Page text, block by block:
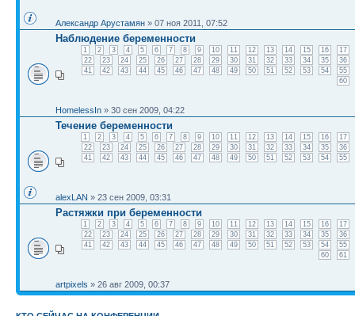
Александр Арустамян » 07 ноя 2011, 07:52
Наблюдение беременности
1 2 3 4 5 6 7 8 9 10 11 12 13 14 15 16
17
22
23 24 25 26 27 28 29 30 31 32 33 34 35
36
41
42 43 44 45 46 47 48 49 50 51 52 53 54
55
60
HomelessIn » 30 сен 2009, 04:22
Течение беременности
1 2 3 4 5 6 7 8 9 10 11 12 13 14 15 16
17
22
23 24 25 26 27 28 29 30 31 32 33 34 35
36
41
42 43 44 45 46 47 48 49 50 51 52 53 54 55
alexLAN » 23 сен 2009, 03:31
Растяжки при беременности
1 2 3 4 5 6 7 8 9 10 11 12 13 14 15 16
17
22
23 24 25 26 27 28 29 30 31 32 33 34 35
36
41
42 43 44 45 46 47 48 49 50 51 52 53 54
55
60
61
artpixels » 26 авг 2009, 00:37